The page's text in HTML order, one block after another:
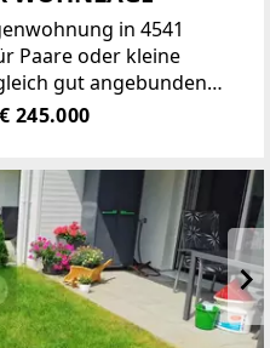
in 4541
Paare oder kleine
gut angebunden
Räume
der eigene
€ 245.000